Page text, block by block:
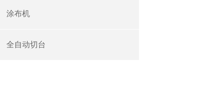
涂布机
全自动切台